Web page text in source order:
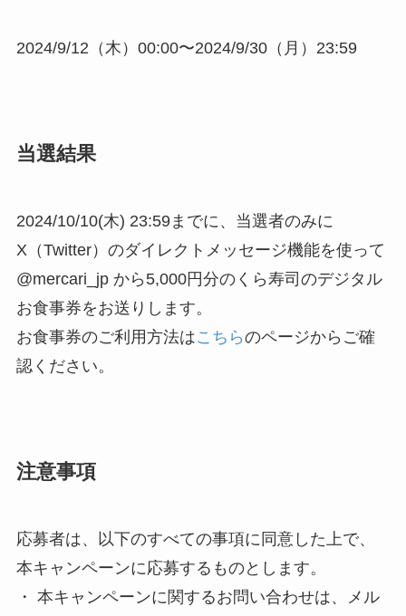
2024/9/12（木）00:00〜2024/9/30（月）23:59
当選結果
2024/10/10(木) 23:59までに、当選者のみに
X（Twitter）のダイレクトメッセージ機能を使って
@mercari_jp から5,000円分のくら寿司のデジタル
お食事券をお送りします。
お食事券のご利用方法はこちらのページからご確
認ください。
注意事項
応募者は、以下のすべての事項に同意した上で、
本キャンペーンに応募するものとします。
・ 本キャンペーンに関するお問い合わせは、メル